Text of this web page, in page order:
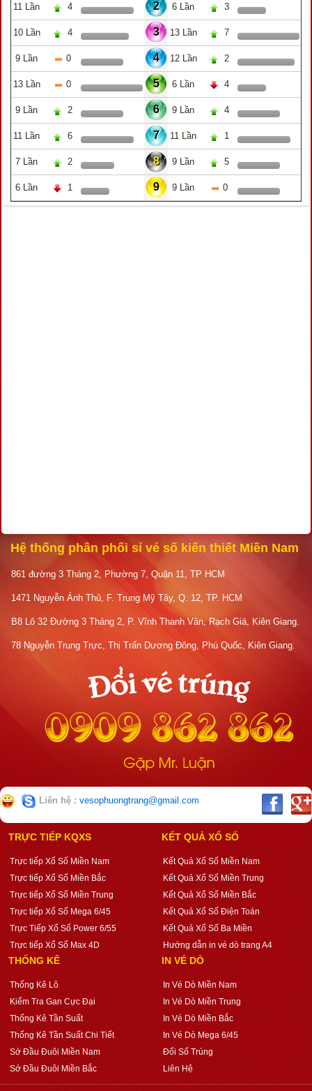
11 Lần 4 2 6 Lần 3
10 Lần 4 3 13 Lần 7
9 Lần 0 4 12 Lần 2
13 Lần 0 5 6 Lần 4
9 Lần 2 6 9 Lần 4
11 Lần 6 7 11 Lần 1
7 Lần 2 8 9 Lần 5
6 Lần 1 9 9 Lần 0
Hệ thống phân phối sỉ vé số kiến thiết Miền Nam
861 đường 3 Tháng 2, Phường 7, Quận 11, TP HCM
1471 Nguyễn Ảnh Thủ, F. Trung Mỹ Tây, Q. 12, TP. HCM
B8 Lô 32 Đường 3 Tháng 2, P. Vĩnh Thanh Vân, Rạch Giá, Kiên Giang.
78 Nguyễn Trung Trực, Thị Trấn Dương Đông, Phú Quốc, Kiên Giang.
Liên hệ : vesophuongtrang@gmail.com
TRỰC TIẾP KQXS
Trực tiếp Xổ Số Miền Nam
Trực tiếp Xổ Số Miền Bắc
Trực tiếp Xổ Số Miền Trung
Trực tiếp Xổ Số Mega 6/45
Trực Tiếp Xổ Số Power 6/55
Trực tiếp Xổ Số Max 4D
KẾT QUẢ XỔ SỐ
Kết Quả Xổ Số Miền Nam
Kết Quả Xổ Số Miền Trung
Kết Quả Xổ Số Miền Bắc
Kết Quả Xổ Số Điện Toán
Kết Quả Xổ Số Ba Miền
Hướng dẫn in vé dò trang A4
THỐNG KÊ
Thống Kê Lô
Kiểm Tra Gan Cực Đại
Thống Kê Tần Suất
Thống Kê Tần Suất Chi Tiết
Sớ Đầu Đuôi Miền Nam
Sớ Đầu Đuôi Miền Bắc
IN VÉ DÒ
In Vé Dò Miền Nam
In Vé Dò Miền Trung
In Vé Dò Miền Bắc
In Vé Dò Mega 6/45
Đổi Số Trúng
Liên Hệ